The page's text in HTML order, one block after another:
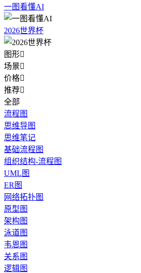
一图看懂AI
2026世界杯
图形
场景
价格
推荐
全部
流程图
思维导图
思维笔记
基础流程图
组织结构-流程图
UML图
ER图
网络拓扑图
原型图
架构图
泳道图
韦恩图
关系图
逻辑图